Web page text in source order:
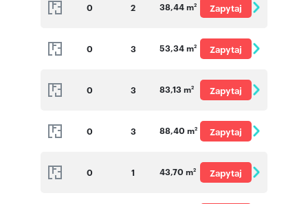
0 2 38,44 m2
Zapytaj
0 3 53,34 m2
Zapytaj
0 3 83,13 m2
Zapytaj
0 3 88,40 m2
Zapytaj
0 1 43,70 m2
Zapytaj